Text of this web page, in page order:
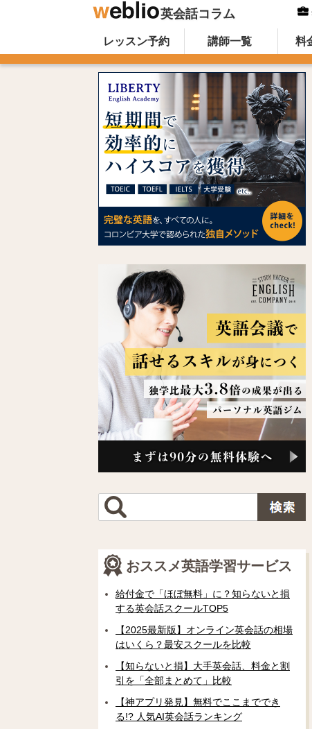
英会話コラム
オンライン英会話のWeblio英会話コ
Skip to content
レッスン予約 講師一覧 料
おススメ英語学習サービス
給付金で「ほぼ無料」に？知らないと損
する英会話スクールTOP5
【2025最新版】オンライン英会話の相場
はいくら？最安スクールを比較
【知らないと損】大手英会話、料金と割
引を「全部まとめて」比較
【神アプリ発見】無料でここまででき
る!? 人気AI英会話ランキング